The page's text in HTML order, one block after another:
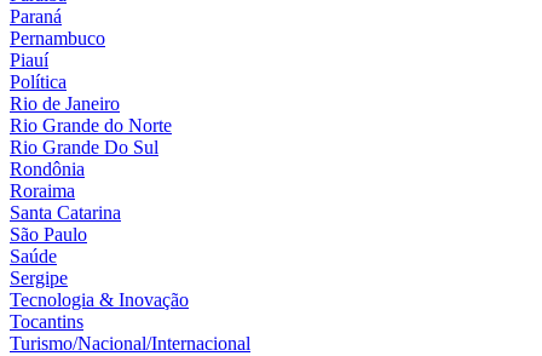
Paraná
Pernambuco
Piauí
Política
Rio de Janeiro
Rio Grande do Norte
Rio Grande Do Sul
Rondônia
Roraima
Santa Catarina
São Paulo
Saúde
Sergipe
Tecnologia & Inovação
Tocantins
Turismo/Nacional/Internacional